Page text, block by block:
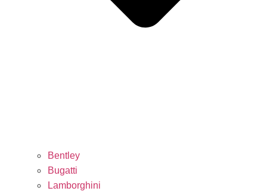
Bentley
Bugatti
Lamborghini